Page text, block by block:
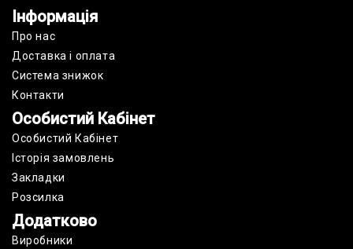
Інформація
Про нас
Доставка і оплата
Cистема знижок
Контакти
Особистий Кабінет
Особистий Кабінет
Історія замовлень
Закладки
Розсилка
Додатково
Виробники